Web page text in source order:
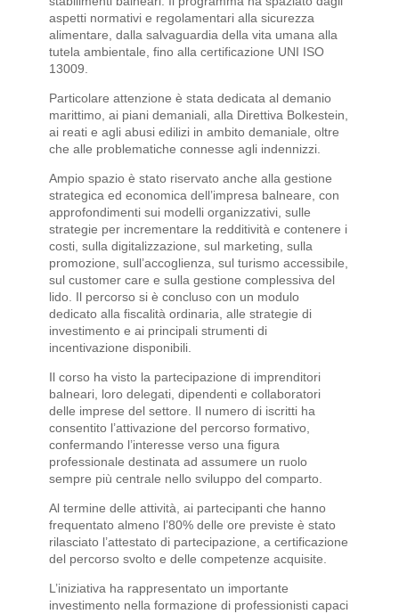
aspetti normativi e regolamentari alla sicurezza
alimentare, dalla salvaguardia della vita umana alla
tutela ambientale, fino alla certificazione UNI ISO
13009.
Particolare attenzione è stata dedicata al demanio
marittimo, ai piani demaniali, alla Direttiva Bolkestein,
ai reati e agli abusi edilizi in ambito demaniale, oltre
che alle problematiche connesse agli indennizzi.
Ampio spazio è stato riservato anche alla gestione
strategica ed economica dell’impresa balneare, con
approfondimenti sui modelli organizzativi, sulle
strategie per incrementare la redditività e contenere i
costi, sulla digitalizzazione, sul marketing, sulla
promozione, sull’accoglienza, sul turismo accessibile,
sul customer care e sulla gestione complessiva del
lido. Il percorso si è concluso con un modulo
dedicato alla fiscalità ordinaria, alle strategie di
investimento e ai principali strumenti di
incentivazione disponibili.
Il corso ha visto la partecipazione di imprenditori
balneari, loro delegati, dipendenti e collaboratori
delle imprese del settore. Il numero di iscritti ha
consentito l’attivazione del percorso formativo,
confermando l’interesse verso una figura
professionale destinata ad assumere un ruolo
sempre più centrale nello sviluppo del comparto.
Al termine delle attività, ai partecipanti che hanno
frequentato almeno l’80% delle ore previste è stato
rilasciato l’attestato di partecipazione, a certificazione
del percorso svolto e delle competenze acquisite.
L’iniziativa ha rappresentato un importante
investimento nella formazione di professionisti capaci